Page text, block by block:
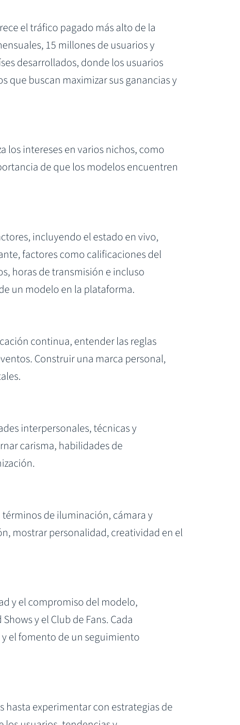
el tráfico pagado más alto de la
15 millones de usuarios y
desarrollados, donde los usuarios
que buscan maximizar sus ganancias y
los intereses en varios nichos, como
de que los modelos encuentren
incluyendo el estado en vivo,
factores como calificaciones del
horas de transmisión e incluso
un modelo en la plataforma.
continua, entender las reglas
Construir una marca personal,
interpersonales, técnicas y
carisma, habilidades de
de iluminación, cámara y
mostrar personalidad, creatividad en el
y el compromiso del modelo,
y el Club de Fans. Cada
el fomento de un seguimiento
experimentar con estrategias de